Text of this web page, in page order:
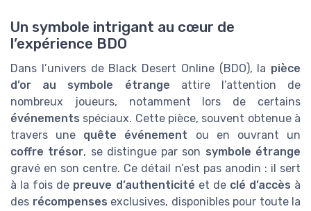
Un symbole intrigant au cœur de
l’expérience BDO
Dans l’univers de Black Desert Online (BDO), la pièce
d’or au symbole étrange attire l’attention de
nombreux joueurs, notamment lors de certains
événements spéciaux. Cette pièce, souvent obtenue à
travers une quête événement ou en ouvrant un
coffre trésor, se distingue par son symbole étrange
gravé en son centre. Ce détail n’est pas anodin : il sert
à la fois de preuve d’authenticité et de clé d’accès à
des récompenses exclusives, disponibles pour toute la